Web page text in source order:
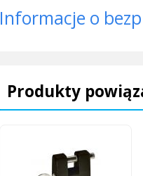
Informacje o
Produkty